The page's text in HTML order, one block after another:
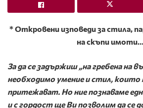
*Откровени изповеди за стила,
на скъпи имоти…
За да се задържиш „на гребена на
необходимо умение и стил, които
притежават. Но ние познаваме
и с гордост ще Ви позволим да се